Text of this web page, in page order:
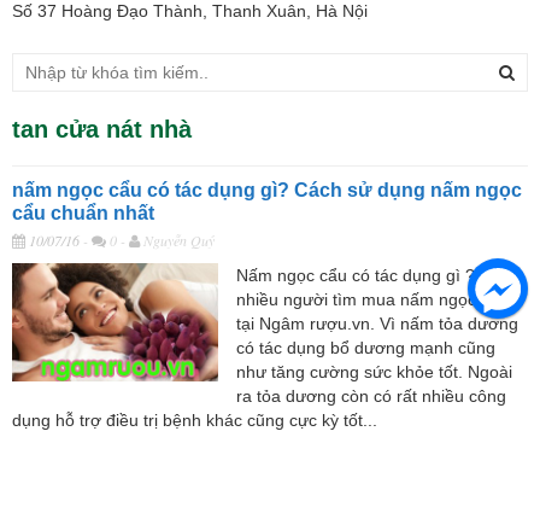
Số 37 Hoàng Đạo Thành, Thanh Xuân, Hà Nội
tan cửa nát nhà
nấm ngọc cẩu có tác dụng gì? Cách sử dụng nấm ngọc
cẩu chuẩn nhất
10/07/16 - 0 -
Nguyễn Quý
Nấm ngọc cẩu có tác dụng gì ? mà
nhiều người tìm mua nấm ngọc cẩu
tại Ngâm rượu.vn. Vì nấm tỏa dương
có tác dụng bổ dương mạnh cũng
như tăng cường sức khỏe tốt. Ngoài
ra tỏa dương còn có rất nhiều công
dụng hỗ trợ điều trị bệnh khác cũng cực kỳ tốt...